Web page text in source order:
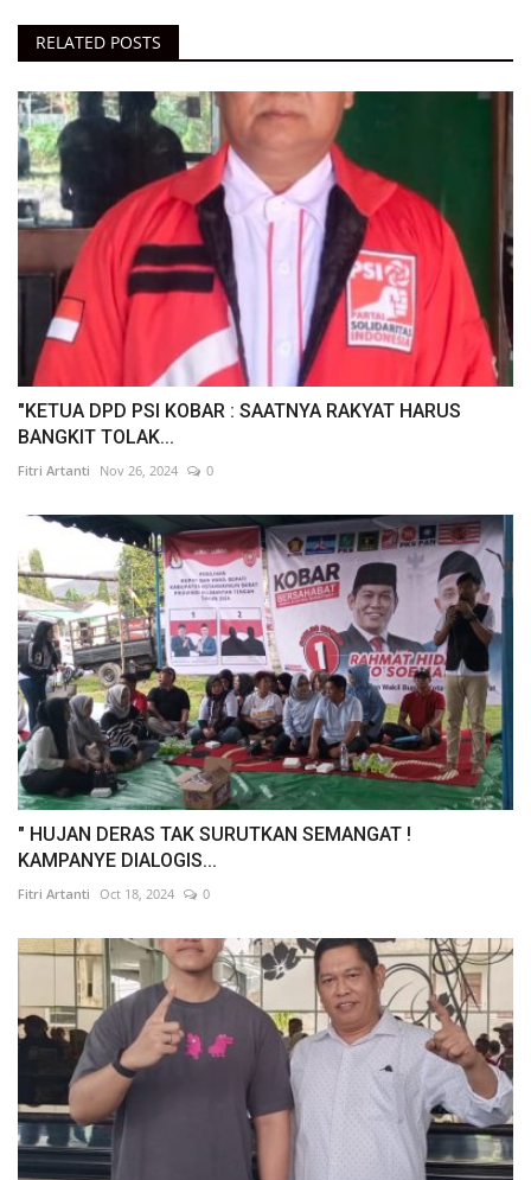
RELATED POSTS
"KETUA DPD PSI KOBAR : SAATNYA RAKYAT HARUS
BANGKIT TOLAK...
Fitri Artanti Nov 26, 2024 0
" HUJAN DERAS TAK SURUTKAN SEMANGAT !
KAMPANYE DIALOGIS...
Fitri Artanti Oct 18, 2024 0